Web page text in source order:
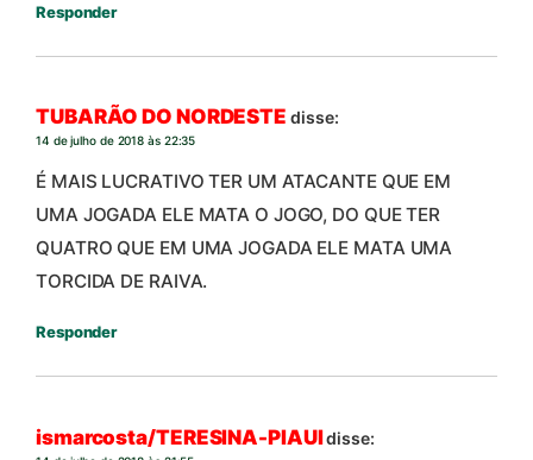
Responder
TUBARÃO DO NORDESTE disse:
14 de julho de 2018 às 22:35
É MAIS LUCRATIVO TER UM ATACANTE QUE EM
UMA JOGADA ELE MATA O JOGO, DO QUE TER
QUATRO QUE EM UMA JOGADA ELE MATA UMA
TORCIDA DE RAIVA.
Responder
ismarcosta/TERESINA-PIAUIdisse: